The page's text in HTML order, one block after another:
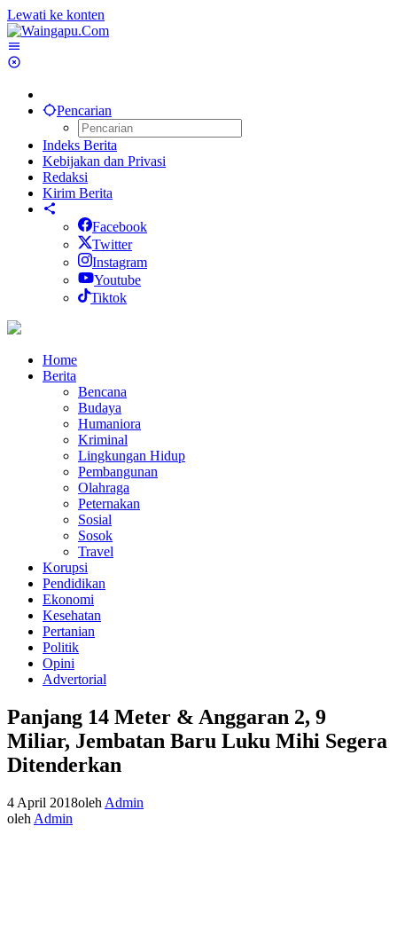
Lewati ke konten
Pencarian
Indeks Berita
Kebijakan dan Privasi
Redaksi
Kirim Berita
Facebook
Twitter
Instagram
Youtube
Tiktok
Home
Berita
Bencana
Budaya
Humaniora
Kriminal
Lingkungan Hidup
Pembangunan
Olahraga
Peternakan
Sosial
Sosok
Travel
Korupsi
Pendidikan
Ekonomi
Kesehatan
Pertanian
Politik
Opini
Advertorial
Panjang 14 Meter & Anggaran 2, 9
Miliar, Jembatan Baru Luku Mihi Segera
Ditenderkan
4 April 2018oleh Admin
oleh Admin